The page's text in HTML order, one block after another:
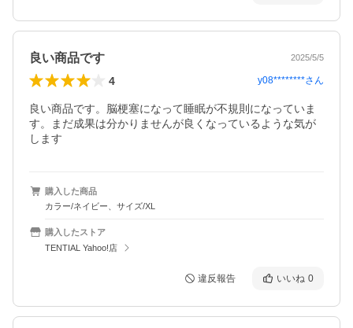
良い商品です 2025/5/5
4 y08********さん
良い商品です。脳梗塞になって睡眠が不規則になっていま
す。まだ成果は分かりませんが良くなっているような気が
します
購入した商品
カラー/ネイビー、サイズ/XL
購入したストア
TENTIAL Yahoo!店
違反報告 いいね 0